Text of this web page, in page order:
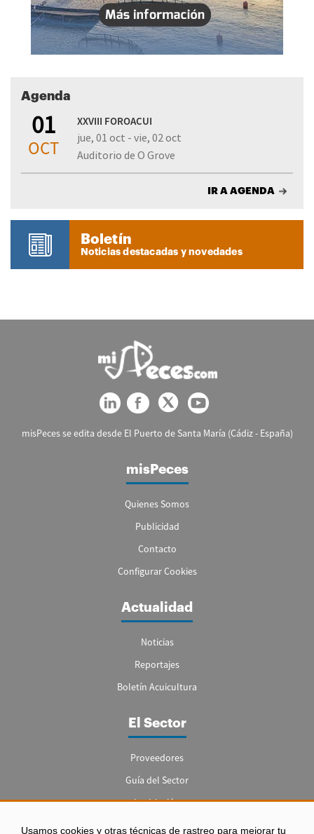
Usamos cookies y otras técnicas de rastreo para mejorar tu
Agenda
01
OCT
XXVIII FOROACUI
jue, 01 oct - vie, 02 oct
Auditorio de O Grove
IR A AGENDA
Boletín
Noticias destacadas y novedades
misPeces se edita desde El Puerto de Santa María (Cádiz - España)
misPeces
Quienes Somos
Publicidad
Contacto
Configurar Cookies
Actualidad
Noticias
Reportajes
Boletín Acuicultura
El Sector
Proveedores
Guía del Sector
Legislación
Empleo